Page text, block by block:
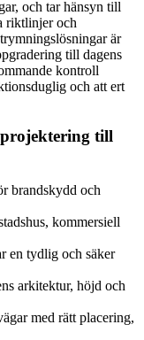
och tar hänsyn till
riktlinjer och
är
till dagens
kontroll
och att ert
projektering till
brandskydd och
kommersiell
en tydlig och säker
arkitektur, höjd och
med rätt placering,